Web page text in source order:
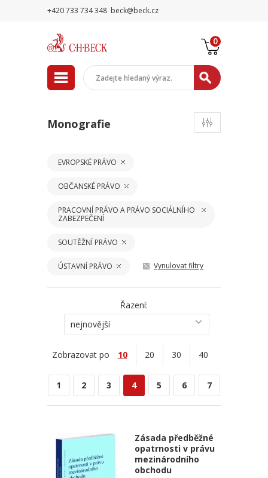
+420 733 734 348 beck@beck.cz
0
Monografie
EVROPSKÉ PRÁVO
OBČANSKÉ PRÁVO
PRACOVNÍ PRÁVO A PRÁVO SOCIÁLNÍHO
ZABEZPEČENÍ
SOUTĚŽNÍ PRÁVO
ÚSTAVNÍ PRÁVO Vynulovat filtry
Řazení:
nejnovější
Zobrazovat po 10 20 30 40
1 2 3 4 5 6 7
Zásada předběžné
opatrnosti v právu
mezinárodního
obchodu